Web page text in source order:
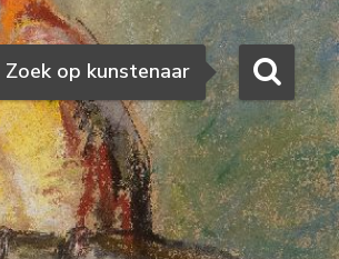
Zoeken
Zoek op kunstenaar